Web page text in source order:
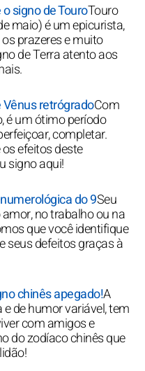
signo de TouroTouro
maio) é um epicurista,
prazeres e muito
de Terra atento aos
retrógradoCom
é um ótimo período
completar.
efeitos deste
signo aqui!
do 9Seu
no trabalho ou na
que você identifique
seus defeitos graças à
chinês apegado!A
de humor variável, tem
com amigos e
do zodíaco chinês que